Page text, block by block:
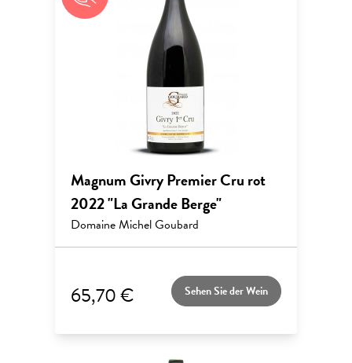
Magnum Givry Premier Cru rot
2022 "La Grande Berge"
Domaine Michel Goubard
65,70 € Sehen Sie der Wein